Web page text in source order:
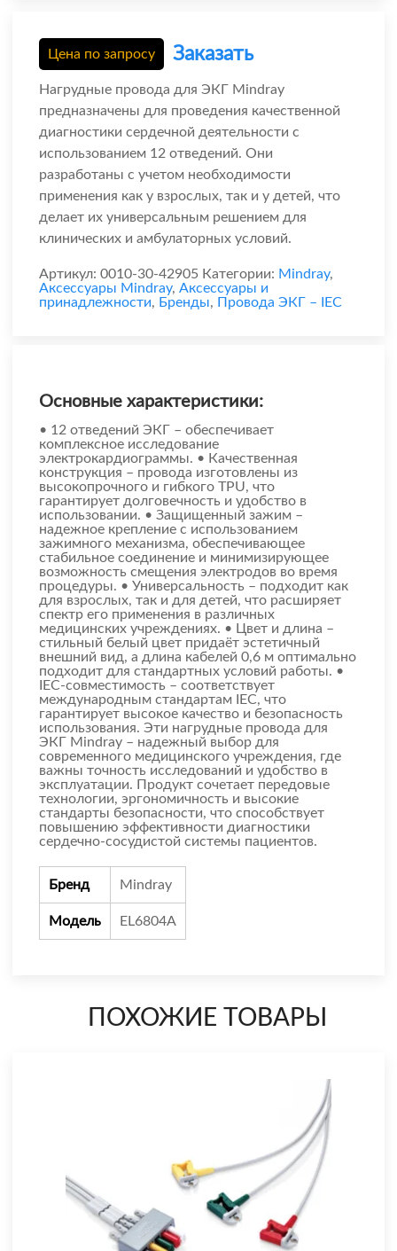
Цена по запросу Заказать
Нагрудные провода для ЭКГ Mindray
предназначены для проведения качественной
диагностики сердечной деятельности с
использованием 12 отведений. Они
разработаны с учетом необходимости
применения как у взрослых, так и у детей, что
делает их универсальным решением для
клинических и амбулаторных условий.
Артикул: 0010-30-42905 Категории: Mindray,
Аксессуары Mindray, Аксессуары и
принадлежности, Бренды, Провода ЭКГ – IEC
Основные характеристики:
• 12 отведений ЭКГ – обеспечивает
комплексное исследование
электрокардиограммы. • Качественная
конструкция – провода изготовлены из
высокопрочного и гибкого TPU, что
гарантирует долговечность и удобство в
использовании. • Защищенный зажим –
надежное крепление с использованием
зажимного механизма, обеспечивающее
стабильное соединение и минимизирующее
возможность смещения электродов во время
процедуры. • Универсальность – подходит как
для взрослых, так и для детей, что расширяет
спектр его применения в различных
медицинских учреждениях. • Цвет и длина –
стильный белый цвет придаёт эстетичный
внешний вид, а длина кабелей 0,6 м оптимально
подходит для стандартных условий работы. •
IEC-совместимость – соответствует
международным стандартам IEC, что
гарантирует высокое качество и безопасность
использования. Эти нагрудные провода для
ЭКГ Mindray – надежный выбор для
современного медицинского учреждения, где
важны точность исследований и удобство в
эксплуатации. Продукт сочетает передовые
технологии, эргономичность и высокие
стандарты безопасности, что способствует
повышению эффективности диагностики
сердечно-сосудистой системы пациентов.
Бренд Mindray
Модель EL6804A
ПОХОЖИЕ ТОВАРЫ